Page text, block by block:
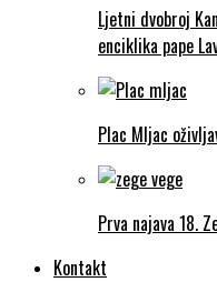
Ljetni dvobroj
enciklika pape
Plac Mljac
Prva najava 18.
Kontakt